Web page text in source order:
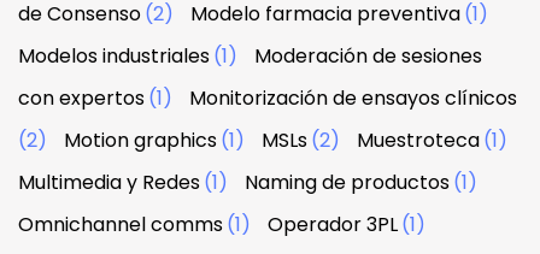
de Consenso(2) Modelo farmacia preventiva(1)
Modelos industriales(1)
Moderación de sesiones
con expertos(1)
Monitorización de ensayos clínicos
(2)
Motion graphics(1) MSLs(2) Muestroteca(1)
Multimedia y Redes(1) Naming de productos(1)
Omnichannel comms(1) Operador 3PL(1)